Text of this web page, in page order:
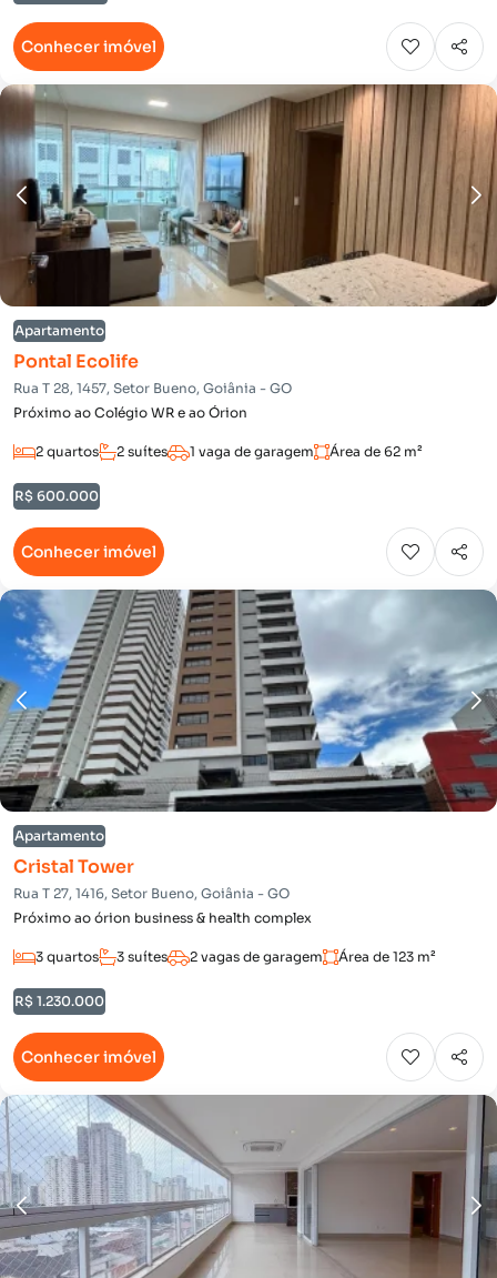
Conhecer imóvel
Apartamento
Pontal Ecolife
Rua T 28, 1457, Setor Bueno, Goiânia - GO
Próximo ao Colégio WR e ao Órion
2 quartos 2 suítes 1 vaga de garagem Área de 62 m²
R$ 600.000
Conhecer imóvel
Apartamento
Cristal Tower
Rua T 27, 1416, Setor Bueno, Goiânia - GO
Próximo ao órion business & health complex
3 quartos 3 suítes 2 vagas de garagem Área de 123 m²
R$ 1.230.000
Conhecer imóvel